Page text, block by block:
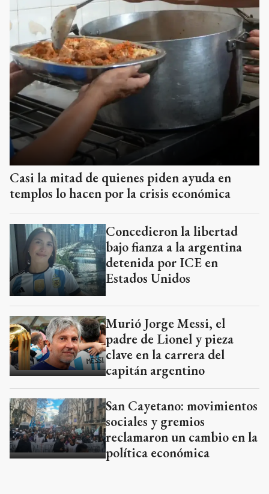
Casi la mitad de quienes piden ayuda en
templos lo hacen por la crisis económica
Concedieron la libertad
bajo fianza a la argentina
detenida por ICE en
Estados Unidos
Murió Jorge Messi, el
padre de Lionel y pieza
clave en la carrera del
capitán argentino
San Cayetano: movimientos
sociales y gremios
reclamaron un cambio en la
política económica